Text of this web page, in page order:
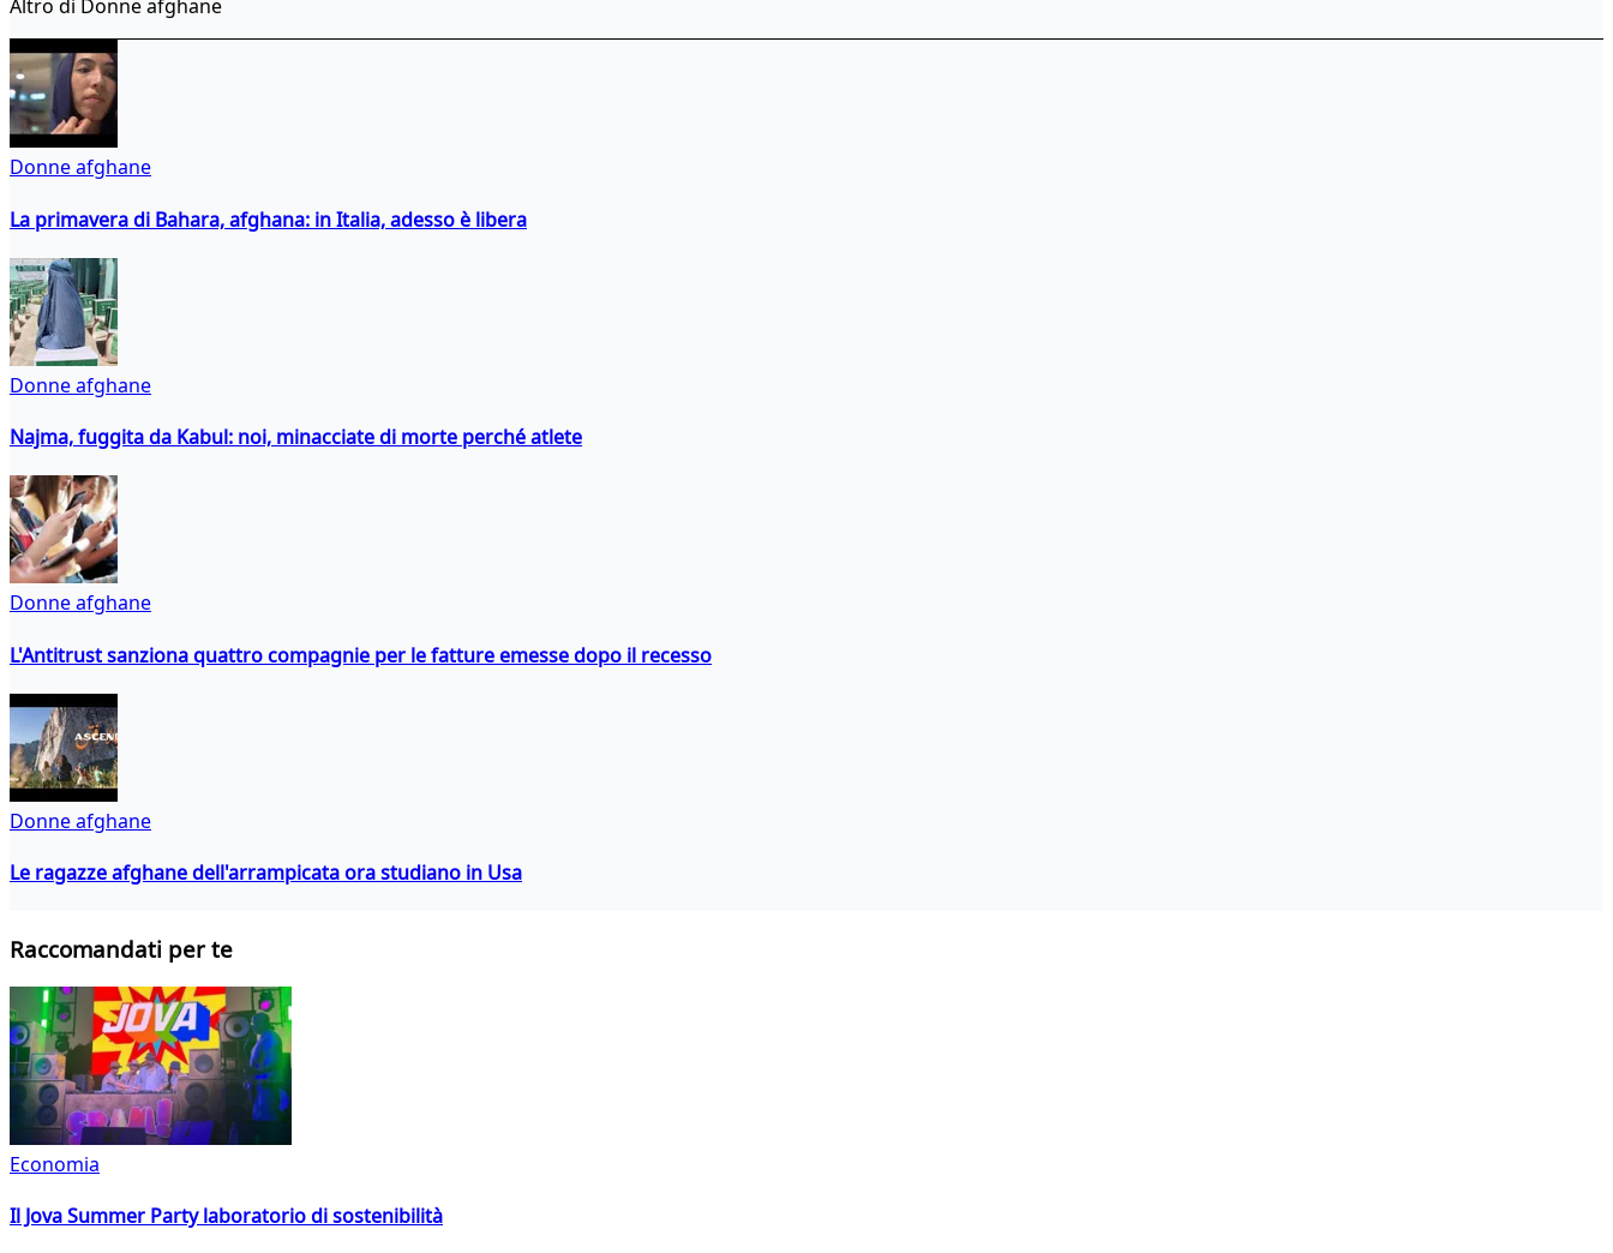
Altro di Donne afghane
Donne afghane
La primavera di Bahara, afghana: in Italia, adesso è libera
Donne afghane
Najma, fuggita da Kabul: noi, minacciate di morte perché atlete
Donne afghane
L'Antitrust sanziona quattro compagnie per le fatture emesse dopo il recesso
Donne afghane
Le ragazze afghane dell'arrampicata ora studiano in Usa
Raccomandati per te
Economia
Il Jova Summer Party laboratorio di sostenibilità